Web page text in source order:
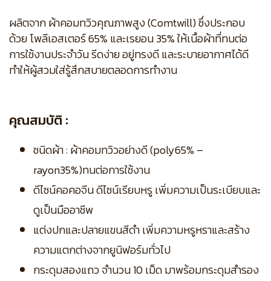
ผลิตจาก ผ้าคอมทวิวคุณภาพสูง (Comtwill) ซึ่งประกอบ
ด้วย โพลีเอสเตอร์ 65% และเรยอน 35% ให้เนื้อผ้าที่ทนต่อ
การใช้งานประจำวัน รีดง่าย อยู่ทรงดี และระบายอากาศได้ดี
ทำให้ผู้สวมใส่รู้สึกสบายตลอดการทำงาน
คุณสมบัติ :
ชนิดผ้า : ผ้าคอมทวิวอย่างดี (poly65% –
rayon35%)ทนต่อการใช้งาน
ดีไซน์คอคอจีน ดีไซน์เรียบหรู เพิ่มความเป็นระเบียบและ
ดูเป็นมืออาชีพ
แต่งปกและปลายแขนสีดำ เพิ่มความหรูหราและสร้าง
ความแตกต่างจากยูนิฟอร์มทั่วไป
กระดุมสองแถว จำนวน 10 เม็ด มาพร้อมกระดุมสำรอง